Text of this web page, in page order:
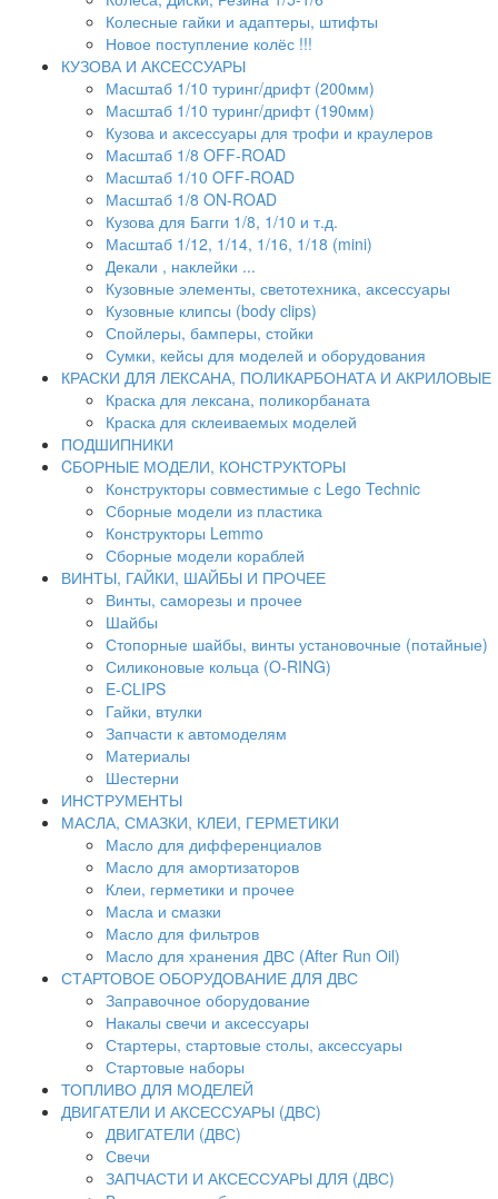
Колесные гайки и адаптеры, штифты
Новое поступление колёс !!!
КУЗОВА И АКСЕССУАРЫ
Масштаб 1/10 туринг/дрифт (200мм)
Масштаб 1/10 туринг/дрифт (190мм)
Кузова и аксессуары для трофи и краулеров
Масштаб 1/8 OFF-ROAD
Масштаб 1/10 OFF-ROAD
Масштаб 1/8 ON-ROAD
Кузова для Багги 1/8, 1/10 и т.д.
Масштаб 1/12, 1/14, 1/16, 1/18 (mini)
Декали , наклейки ...
Кузовные элементы, светотехника, аксессуары
Кузовные клипсы (body clips)
Спойлеры, бамперы, стойки
Сумки, кейсы для моделей и оборудования
КРАСКИ ДЛЯ ЛЕКСАНА, ПОЛИКАРБОНАТА И АКРИЛОВЫЕ
Краска для лексана, поликорбаната
Краска для склеиваемых моделей
ПОДШИПНИКИ
CБОРНЫЕ МОДЕЛИ, КОНСТРУКТОРЫ
Конструкторы совместимые с Lego Technic
Сборные модели из пластика
Конструкторы Lemmo
Сборные модели кораблей
ВИНТЫ, ГАЙКИ, ШАЙБЫ И ПРОЧЕЕ
Винты, саморезы и прочее
Шайбы
Стопорные шайбы, винты установочные (потайные)
Силиконовые кольца (O-RING)
E-CLIPS
Гайки, втулки
Запчасти к автомоделям
Материалы
Шестерни
ИНСТРУМЕНТЫ
МАСЛА, СМАЗКИ, КЛЕИ, ГЕРМЕТИКИ
Масло для дифференциалов
Масло для амортизаторов
Клеи, герметики и прочее
Масла и смазки
Масло для фильтров
Масло для хранения ДВС (After Run Oil)
СТАРТОВОЕ ОБОРУДОВАНИЕ ДЛЯ ДВС
Заправочное оборудование
Накалы свечи и аксессуары
Стартеры, стартовые столы, аксессуары
Стартовые наборы
ТОПЛИВО ДЛЯ МОДЕЛЕЙ
ДВИГАТЕЛИ И АКСЕССУАРЫ (ДВС)
ДВИГАТЕЛИ (ДВС)
Свечи
ЗАПЧАСТИ И АКСЕССУАРЫ ДЛЯ (ДВС)